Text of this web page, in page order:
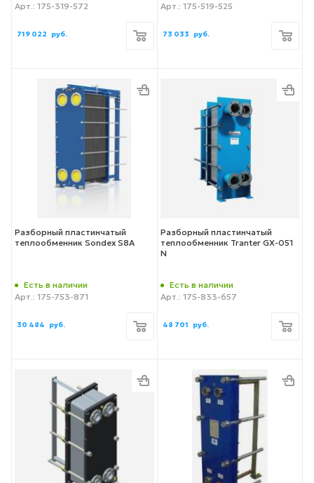
Арт.: 175-319-572
719 022 руб.
Арт.: 175-519-525
73 033 руб.
Разборный пластинчатый
теплообменник Sondex S8A
Есть в наличии
Арт.: 175-753-871
30 484 руб.
Разборный пластинчатый
теплообменник Tranter GX-051
N
Есть в наличии
Арт.: 175-833-657
48 701 руб.